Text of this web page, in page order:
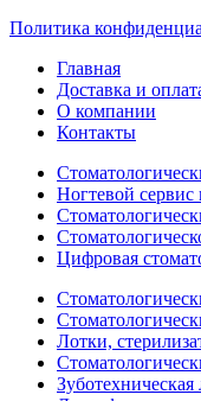
Политика
Главная
Доставка и
О компании
Контакты
Ногтевой сервис
Цифровая
Лотки,
Зуботехническая